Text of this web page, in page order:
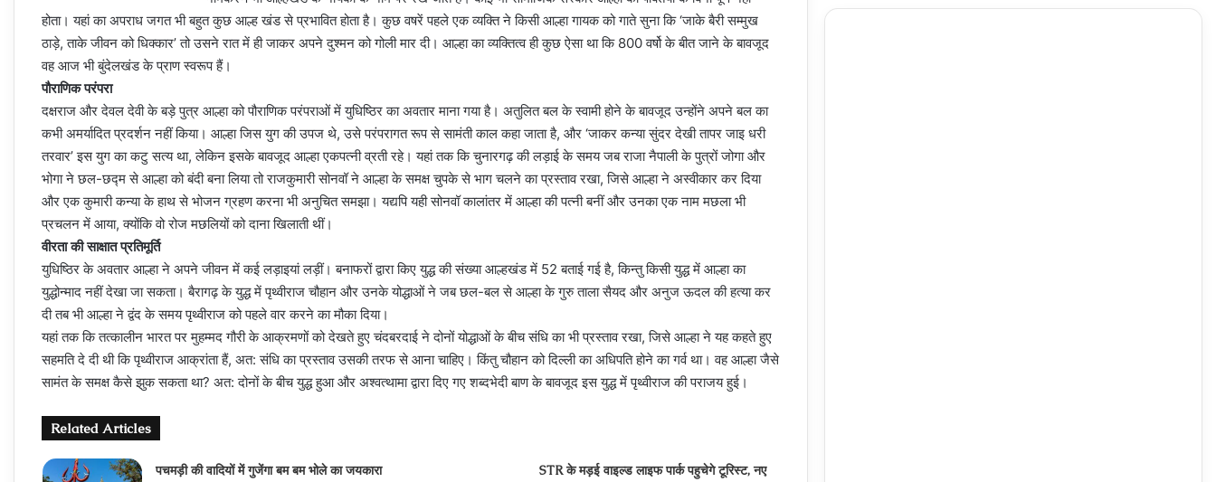
होता। यहां का अपराध जगत भी बहुत कुछ आल्ह खंड से प्रभावित होता है। कुछ वषरें पहले एक व्यक्ति ने किसी आल्हा गायक को गाते सुना कि ‘जाके बैरी सम्मुख
ठाड़े, ताके जीवन को धिक्कार’ तो उसने रात में ही जाकर अपने दुश्मन को गोली मार दी। आल्हा का व्यक्तित्व ही कुछ ऐसा था कि 800 वर्षो के बीत जाने के बावजूद
वह आज भी बुंदेलखंड के प्राण स्वरूप हैं।
पौराणिक परंपरा
दक्षराज और देवल देवी के बड़े पुत्र आल्हा को पौराणिक परंपराओं में युधिष्ठिर का अवतार माना गया है। अतुलित बल के स्वामी होने के बावजूद उन्होंने अपने बल का
कभी अमर्यादित प्रदर्शन नहीं किया। आल्हा जिस युग की उपज थे, उसे परंपरागत रूप से सामंती काल कहा जाता है, और ‘जाकर कन्या सुंदर देखी तापर जाइ धरी
तरवार’ इस युग का कटु सत्य था, लेकिन इसके बावजूद आल्हा एकपत्नी व्रती रहे। यहां तक कि चुनारगढ़ की लड़ाई के समय जब राजा नैपाली के पुत्रों जोगा और
भोगा ने छल-छद्म से आल्हा को बंदी बना लिया तो राजकुमारी सोनवॉ ने आल्हा के समक्ष चुपके से भाग चलने का प्रस्ताव रखा, जिसे आल्हा ने अस्वीकार कर दिया
और एक कुमारी कन्या के हाथ से भोजन ग्रहण करना भी अनुचित समझा। यद्यपि यही सोनवॉ कालांतर में आल्हा की पत्नी बनीं और उनका एक नाम मछला भी
प्रचलन में आया, क्योंकि वो रोज मछलियों को दाना खिलाती थीं।
वीरता की साक्षात प्रतिमूर्ति
युधिष्ठिर के अवतार आल्हा ने अपने जीवन में कई लड़ाइयां लड़ीं। बनाफरों द्वारा किए युद्ध की संख्या आल्हखंड में 52 बताई गई है, किन्तु किसी युद्ध में आल्हा का
युद्धोन्माद नहीं देखा जा सकता। बैरागढ़ के युद्ध में पृथ्वीराज चौहान और उनके योद्धाओं ने जब छल-बल से आल्हा के गुरु ताला सैयद और अनुज ऊदल की हत्या कर
दी तब भी आल्हा ने द्वंद के समय पृथ्वीराज को पहले वार करने का मौका दिया।
यहां तक कि तत्कालीन भारत पर मुहम्मद गौरी के आक्रमणों को देखते हुए चंदबरदाई ने दोनों योद्धाओं के बीच संधि का भी प्रस्ताव रखा, जिसे आल्हा ने यह कहते हुए
सहमति दे दी थी कि पृथ्वीराज आक्रांता हैं, अत: संधि का प्रस्ताव उसकी तरफ से आना चाहिए। किंतु चौहान को दिल्ली का अधिपति होने का गर्व था। वह आल्हा जैसे
सामंत के समक्ष कैसे झुक सकता था? अत: दोनों के बीच युद्ध हुआ और अश्वत्थामा द्वारा दिए गए शब्दभेदी बाण के बावजूद इस युद्ध में पृथ्वीराज की पराजय हुई।
Related Articles
पचमड़ी की वादियों में गुजेंगा बम बम भोले का जयकारा
STR के मड़ई वाइल्ड लाइफ पार्क पहुचेगे टूरिस्ट, नए